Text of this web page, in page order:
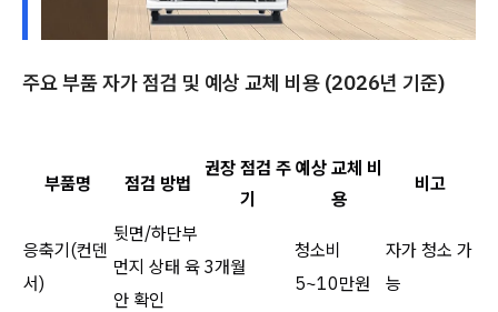
주요 부품 자가 점검 및 예상 교체 비용 (2026년 기준)
부품명 점검 방법
권장 점검 주
기
예상 교체 비
용
비고
응축기(컨덴
서)
뒷면/하단부
먼지 상태 육
안 확인
3개월
청소비
5~10만원
자가 청소 가
능